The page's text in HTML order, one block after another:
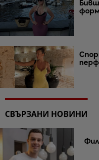
СВЪРЗАНИ НОВИНИ